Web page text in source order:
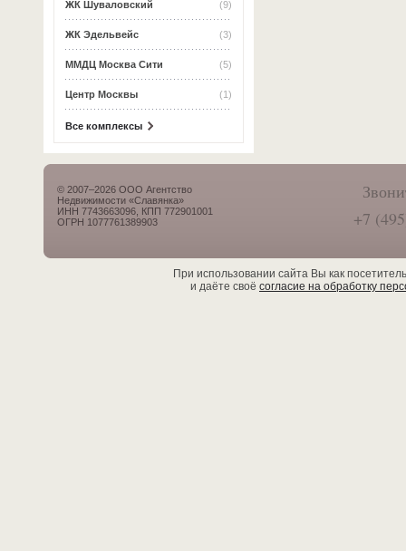
(9)
ЖК Шуваловский
(3)
ЖК Эдельвейс
(5)
ММДЦ Москва Сити
(1)
Центр Москвы
Все комплексы
© 2007–2026 ООО Агентство
Недвижимости «Славянка»
ИНН 7743663096, КПП 772901001
ОГРН 1077761389903
+7
При использовании сайта Вы как
и даёте своё согласие на обработку